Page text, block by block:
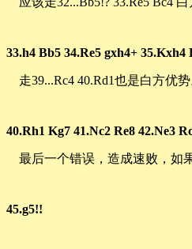
33.h4 Bb5 34.Re5 gxh4+
走39...Rc4 40.Rd1也是白方优势
40.Rh1 Kg7 41.Nc2 Re8 42.Ne3
最后一个错误，造成速败，如
45.g5!!